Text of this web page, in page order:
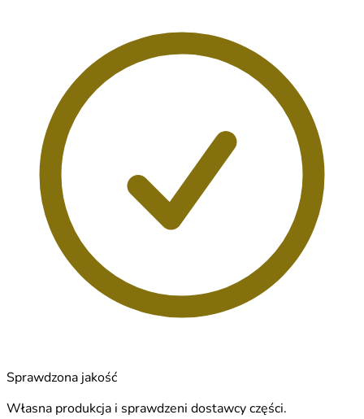
Sprawdzona jakość
Własna produkcja i sprawdzeni dostawcy części.